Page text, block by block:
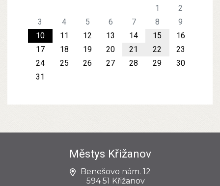
1
2
3
4 5 6 7 8
9
10
11 12 13 14 15
16
17
18 19 20 21 22
23
24
25 26 27 28 29
30
31
Městys Křižanov
Benešovo nám. 12
594 51 Křižanov